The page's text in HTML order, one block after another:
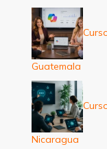
Guatemala
Nicaragua